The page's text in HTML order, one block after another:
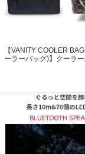
【VANITY COOLER
ーラーバッグ)】クーラ